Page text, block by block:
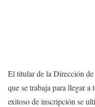
El titular de la Dirección
que se trabaja para llegar
exitoso de inscripción se